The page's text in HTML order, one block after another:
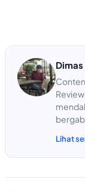
Lihat